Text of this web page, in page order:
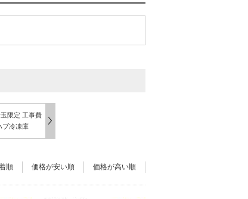
限定 工事費
ブ冷凍庫
順 価格が安い順 価格が高い順